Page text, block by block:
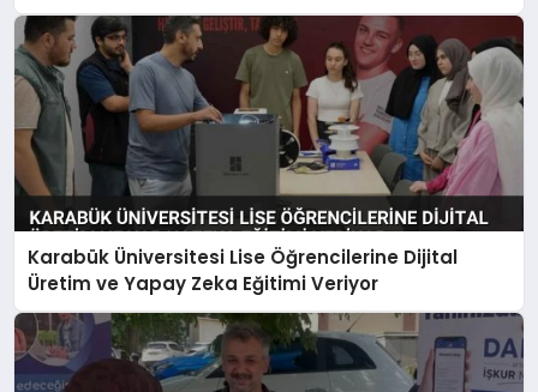
Karabük Üniversitesi Lise Öğrencilerine Dijital
Üretim ve Yapay Zeka Eğitimi Veriyor